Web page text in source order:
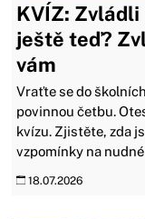
KVÍZ:
ještě teď?
vám
Vraťte se do
povinnou četbu.
kvízu. Zjistěte, zda
vzpomínky na
18.07.2026